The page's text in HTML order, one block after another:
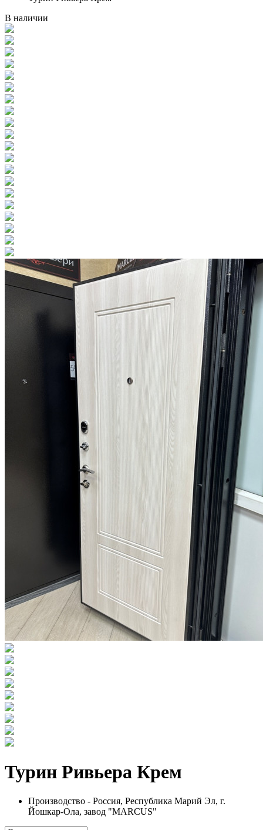
В наличии
Турин Ривьера Крем
Производство - Россия, Республика Марий Эл, г.
Йошкар-Ола, завод "MARCUS"